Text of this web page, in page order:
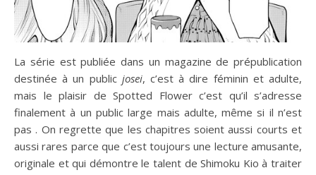
La série est publiée dans un magazine de prépublication
destinée à un public josei, c’est à dire féminin et adulte,
mais le plaisir de Spotted Flower c’est qu’il s’adresse
finalement à un public large mais adulte, même si il n’est
pas . On regrette que les chapitres soient aussi courts et
aussi rares parce que c’est toujours une lecture amusante,
originale et qui démontre le talent de Shimoku Kio à traiter